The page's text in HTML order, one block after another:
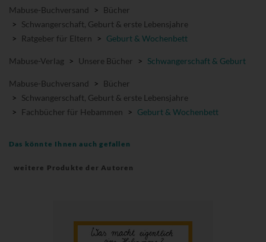
Mabuse-Buchversand > Bücher
> Schwangerschaft, Geburt & erste Lebensjahre
>
Ratgeber für Eltern > Geburt & Wochenbett
Mabuse-Verlag > Unsere Bücher > Schwangerschaft & Geburt
Mabuse-Buchversand > Bücher
> Schwangerschaft, Geburt & erste Lebensjahre
> Fachbücher für Hebammen > Geburt & Wochenbett
Das könnte Ihnen auch gefallen
weitere Produkte der Autoren